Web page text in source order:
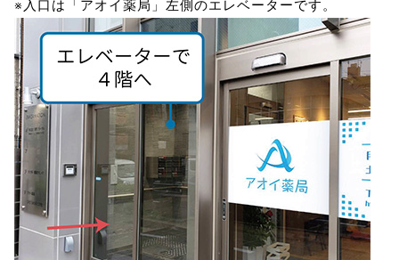
※入口は「アオイ薬局」左側のエレベーターです。